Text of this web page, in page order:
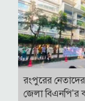
রংপুরের
জেলা বিএনপি’র